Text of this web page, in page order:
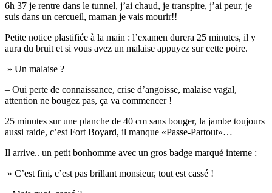
6h 37 je rentre dans le tunnel, j’ai chaud, je transpire, j’ai peur, je
suis dans un cercueil, maman je vais mourir!!
Petite notice plastifiée à la main : l’examen durera 25 minutes, il y
aura du bruit et si vous avez un malaise appuyez sur cette poire.
» Un malaise ?
– Oui perte de connaissance, crise d’angoisse, malaise vagal,
attention ne bougez pas, ça va commencer !
25 minutes sur une planche de 40 cm sans bouger, la jambe toujours
aussi raide, c’est Fort Boyard, il manque «Passe-Partout»…
Il arrive.. un petit bonhomme avec un gros badge marqué interne :
» C’est fini, c’est pas brillant monsieur, tout est cassé !